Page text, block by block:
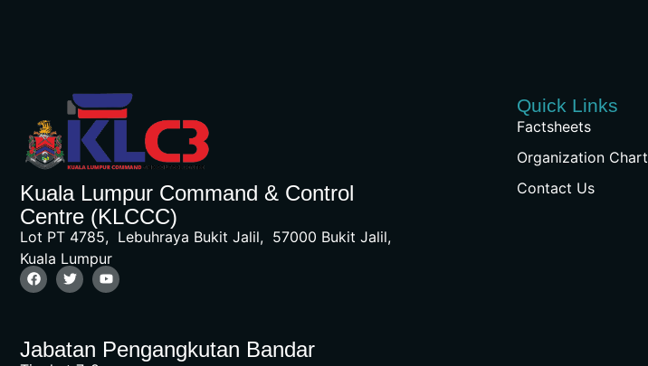
Kuala Lumpur Command & Control
Centre (KLCCC)
Lot PT 4785, Lebuhraya Bukit Jalil, 57000 Bukit Jalil,
Kuala Lumpur
Jabatan Pengangkutan Bandar
Quick Links
Factsheets
Organization Chart
Contact Us